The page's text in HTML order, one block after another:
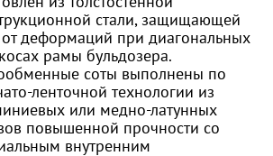
стали, защищающей
деформаций при диагональных
рамы бульдозера.
соты выполнены по
ленточной технологии из
или медно-латунных
повышенной прочности со
внутренним